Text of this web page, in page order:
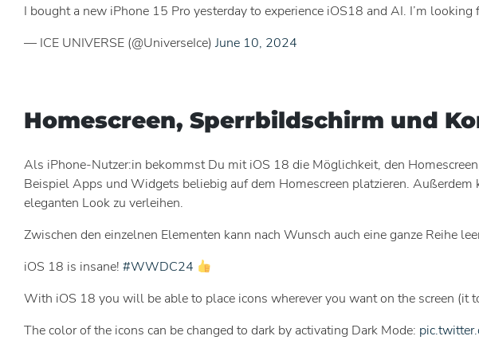
I bought a new iPhone 15 Pro yesterday to experience iOS18 and AI. I’m looking
— ICE UNIVERSE (@UniverseIce)June 10, 2024
Homescreen, Sperrbildschirm und
Als iPhone-Nutzer:in bekommst Du mit iOS 18 die Möglichkeit, den
Beispiel Apps und Widgets beliebig auf dem Homescreen platzieren.
eleganten Look zu verleihen.
Zwischen den einzelnen Elementen kann nach Wunsch auch eine ganze Reihe
iOS 18 is insane! #WWDC24
With iOS 18 you will be able to place icons wherever you want on the screen (it
The color of the icons can be changed to dark by activating Dark Mode: